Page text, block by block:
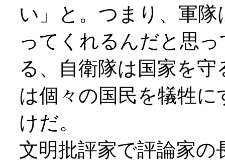
い」と。つまり、軍
ってくれるんだと思
る、自衛隊は国家を
は個々の国民を犠牲
けだ。
文明批評家で評論家の